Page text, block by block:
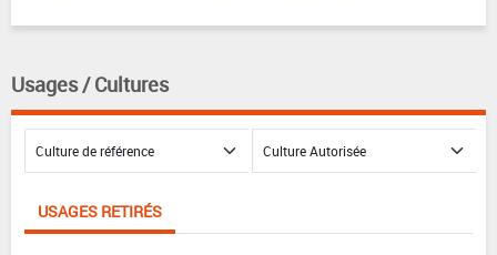
Usages / Cultures
USAGES RETIRÉS